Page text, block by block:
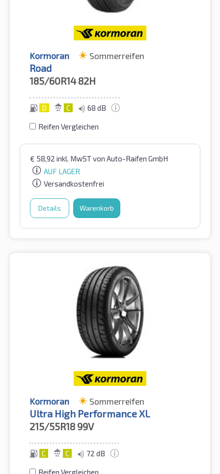
Kormoran Sommerreifen
Road
185/60R14 82H
D C 68 dB
Reifen Vergleichen
€ 58,92 inkl. MwSTvon Auto-Raifen GmbH
AUF LAGER
Versandkostenfrei
Details Warenkorb
Kormoran Sommerreifen
Ultra High Performance XL
215/55R18 99V
C C 72 dB